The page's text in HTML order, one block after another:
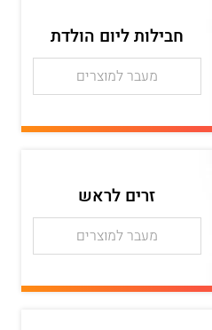
חבילות ליום הולדת
מעבר למוצרים
זרים לראש
מעבר למוצרים